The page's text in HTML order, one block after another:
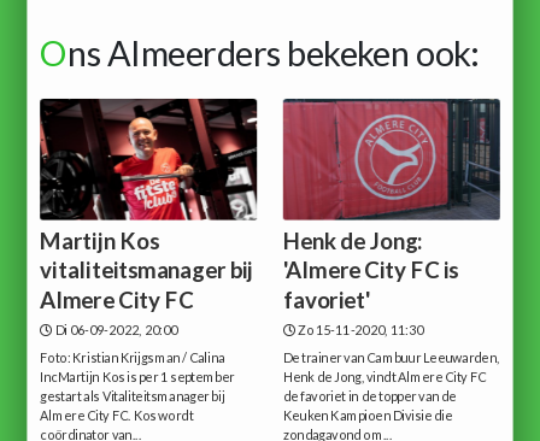
Ons Almeerders bekeken ook:
Martijn Kos
vitaliteitsmanager bij
Almere City FC
Di 06-09-2022, 20:00
Foto: Kristian Krijgsman / Calina
IncMartijn Kos is per 1 september
gestart als Vitaliteitsmanager bij
Almere City FC. Kos wordt
coördinator van...
Henk de Jong:
'Almere City FC is
favoriet'
Zo 15-11-2020, 11:30
De trainer van Cambuur Leeuwarden,
Henk de Jong, vindt Almere City FC
de favoriet in de topper van de
Keuken Kampioen Divisie die
zondagavond om...